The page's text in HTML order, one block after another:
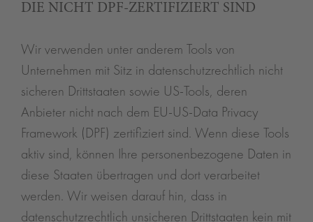
DIE NICHT DPF-ZERTIFIZIERT SIND
Wir verwenden unter anderem Tools von
Unternehmen mit Sitz in datenschutzrechtlich nicht
sicheren Drittstaaten sowie US-Tools, deren
Anbieter nicht nach dem EU-US-Data Privacy
Framework (DPF) zertifiziert sind. Wenn diese Tools
aktiv sind, können Ihre personenbezogene Daten in
diese Staaten übertragen und dort verarbeitet
werden. Wir weisen darauf hin, dass in
datenschutzrechtlich unsicheren Drittstaaten kein mit